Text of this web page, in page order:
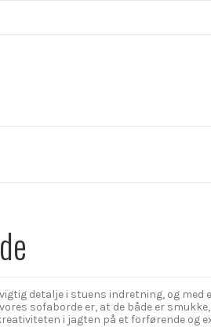
detalje i stuens indretning, og
vores sofaborde er, at de både er
i jagten på et forførende og